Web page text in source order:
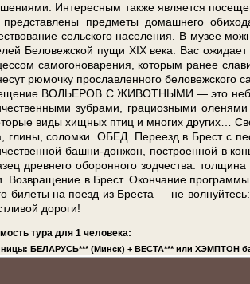
Интересным так­же яв­ля­ет­ся
пред­ме­ты до­маш­не­го
сельского на­се­ле­ния. В музее
Бе­ло­веж­ской пу­щи XIX ве­ка. Вас
самогоноварения, ко­то­рым ранее
рюмочку прославленного беловежского
ВОЛЬЕРОВ С ЖИВОТНЫМИ — это
зубрами, грациозными
ви­ды хищных птиц и мно­гих дру­гих…
гли­ны, со­лом­ки. ОБЕД. Пе­ре­езд в Брест с
башни-донжон, по­стро­ен­ной в
древ­не­го обо­рон­но­го зод­че­ства:
Воз­вра­ще­ние в Брест. Окон­ча­ние
би­ле­ты на по­езд из Бре­ста — не
до­ро­ги!
тура для 1 человека:
БЕЛАРУСЬ*** (Минск) + ВЕСТА*** или ХЭМПТОН